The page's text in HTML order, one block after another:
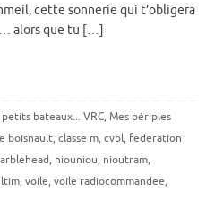
cette sonnerie qui t’obligera
alors que tu […]
petits bateaux... VRC, Mes périples
boisnault, classe m, cvbl, federation
, niouniou, nioutram,
, voile, voile radiocommandee,